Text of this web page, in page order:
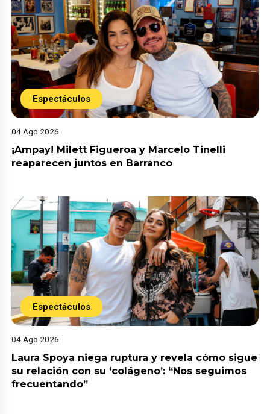
Espectáculos
04 Ago 2026
¡Ampay! Milett Figueroa y Marcelo Tinelli
reaparecen juntos en Barranco
Espectáculos
04 Ago 2026
Laura Spoya niega ruptura y revela cómo sigue
su relación con su ‘colágeno’: “Nos seguimos
frecuentando”